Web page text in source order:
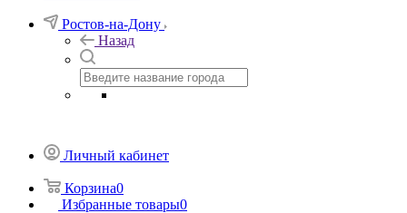
Ростов-на-Дону
Назад
Личный кабинет
Корзина0
Избранные товары0